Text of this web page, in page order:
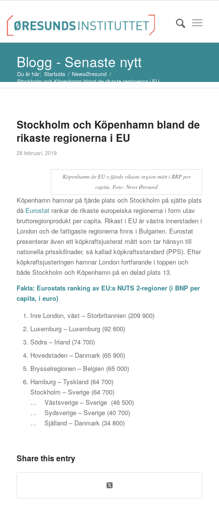
Blogg - Senaste nytt
Du är här: Startsida / NewsØresund /
Stockholm och Köpenhamn bland de rikaste regionerna i EU
Stockholm och Köpenhamn bland de
rikaste regionerna i EU
28 februari, 2019
Köpenhamn är EU:s fjärde rikaste region mätt i BRP per
capita. Foto: News Øresund
Köpenhamn hamnar på fjärde plats och Stockholm på sjätte plats
då Eurostatrankar de rikaste europeiska regionerna i form utav
bruttoregionprodukt per capita. Rikast i EU är västra innerstaden i
London och de fattigaste regionerna finns i Bulgarien. Eurostat
presenterar även ett köpkraftsjusterat mått som tar hänsyn till
nationella prisskillnader, så kallad köpkraftsstandard (PPS). Efter
köpkraftsjusteringen hamnar London fortfarande i toppen och
både Stockholm och Köpenhamn på en delad plats 13.
Fakta: Eurostats ranking av EU:s NUTS 2-regioner (i BNP per
capita, i euro)
Inre London, väst – Storbritannien (209 900)
Luxemburg – Luxemburg (92 600)
Södra – Irland (74 700)
Hovedstaden – Danmark (65 900)
Brysselregionen – Belgien (65 000)
Hamburg – Tyskland (64 700)
Stockholm – Sverige (64 700)
… Västsverige – Sverige (46 500)
… Sydsverige – Sverige (40 700)
… Själland – Danmark (34 800)
Share this entry